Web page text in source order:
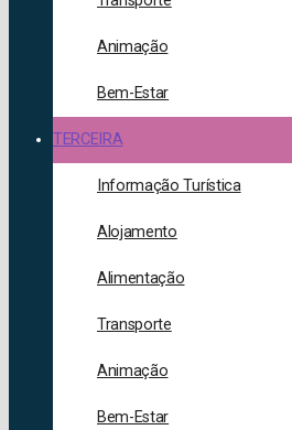
Animação
Bem-Estar
TERCEIRA
Informação Turística
Alojamento
Alimentação
Transporte
Animação
Bem-Estar